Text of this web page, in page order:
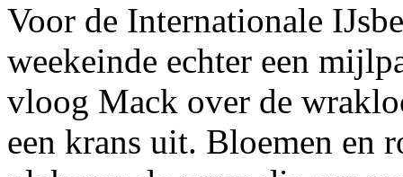
Voor de Internationale
weekeinde echter een
vloog Mack over de
een krans uit. Bloemen en